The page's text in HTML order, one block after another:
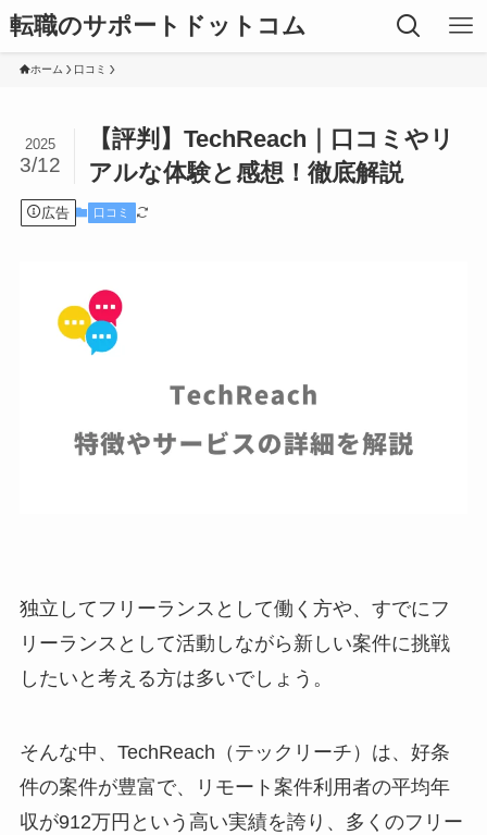
転職のサポートドットコム
ホーム 口コミ
【評判】TechReach｜口コミやリ
アルな体験と感想！徹底解説
2025
3/12
広告 口コミ
独立してフリーランスとして働く方や、すでにフ
リーランスとして活動しながら新しい案件に挑戦
したいと考える方は多いでしょう。
そんな中、TechReach（テックリーチ）は、好条
件の案件が豊富で、リモート案件利用者の平均年
収が912万円という高い実績を誇り、多くのフリー